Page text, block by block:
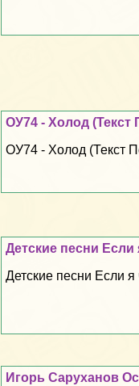
ОУ74 - Холод (Текст
ОУ74 - Холод (Текст
Детские песни Если
Детские песни Если
Игорь Саруханов